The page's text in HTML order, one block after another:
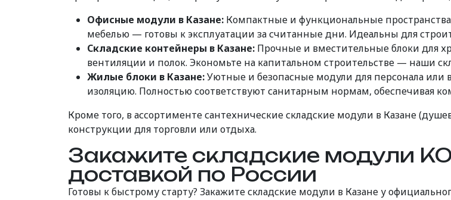
Офисные модули в Казане: Компактные и функциональные
мебелью — готовы к эксплуатации за считанные дни. Идеальны для
Складские контейнеры в Казане: Прочные и вместительные блоки для
вентиляции и полок. Экономьте на капитальном строительстве — наши
Жилые блоки в Казане:Уютные и безопасные модули для персонала или
изоляцию. Полностью соответствуют санитарным нормам, обеспечивая
Кроме того, в ассортименте сантехнические складские модули в Казане
конструкции для торговли или отдыха.
Закажите складские модули
доставкой по России
Готовы к быстрому старту? Закажите складские модули в Казане у